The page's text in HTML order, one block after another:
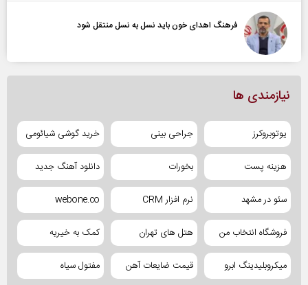
فرهنگ اهدای خون باید نسل به نسل منتقل شود
نیازمندی ها
یوتوبروکرز جراحی بینی خرید گوشی شیائومی
هزینه پست بخورات دانلود آهنگ جدید
سئو در مشهد نرم افزار CRM webone.co
فروشگاه انتخاب من هتل های تهران کمک به خیریه
میکروبلیدینگ ابرو قیمت ضایعات آهن مفتول سیاه